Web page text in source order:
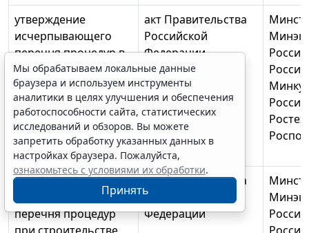
утверждение
исчерпывающего
перечня процедур в
сфере строительства
объектов
водоснабжения и
водоотведения, за
исключением
линейных объектов
акт Правительства
Российской
Федерации
утверждение
исчерпывающего
перечня процедур
акт Правительства
Российской
Федерации
Мы обрабатываем локальные данные
браузера и используем инструменты
аналитики в целях улучшения и обеспечения
работоспособности сайта, статистических
исследований и обзоров. Вы можете
запретить обработку указанных данных в
настройках браузера. Пожалуйста,
ознакомьтесь с условиями их обработки.
Принять